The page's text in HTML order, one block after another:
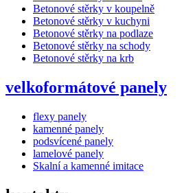
Betonové stěrky v koupelně
Betonové stěrky v kuchyni
Betonové stěrky na podlaze
Betonové stěrky na schody
Betonové stěrky na krb
velkoformátové panely
flexy panely
kamenné panely
podsvícené panely
lamelové panely
Skalní a kamenné imitace